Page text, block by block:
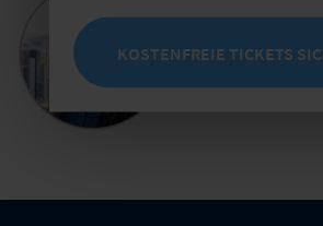
+49 341
KOSTENFREIE TICKETS